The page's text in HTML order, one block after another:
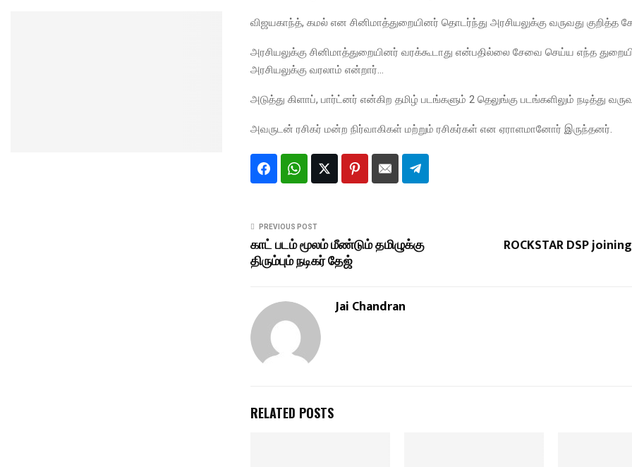
விஜயகாந்த், கமல் என சினிமாத்துறையினர் தொடர்ந்து அரசியலுக்கு வருவது குறித்த
அரசியலுக்கு சினிமாத்துறையினர் வரக்கூடாது என்பதில்லை சேவை செய்ய எந்த
அரசியலுக்கு வரலாம் என்றார்…
அடுத்து கிளாப், பார்ட்னர் என்கிற தமிழ் படங்களும் 2 தெலுங்கு படங்களிலும் நடித்து
அவருடன் ரசிகர் மன்ற நிர்வாகிகள் மற்றும் ரசிகர்கள் என ஏராளமானோர் இருந்தனர்.
PREVIOUS POST
காட் படம் மூலம் மீண்டும் தமிழுக்கு
திரும்பும் நடிகர் தேஜ்
ROCKSTAR DSP
Jai Chandran
RELATED POSTS